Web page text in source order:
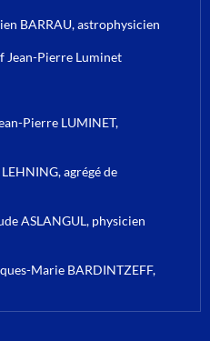
BARRAU, astrophysicien
Jean-Pierre Luminet
Pierre LUMINET,
agrégé de
ASLANGUL, physicien
Marie BARDINTZEFF,